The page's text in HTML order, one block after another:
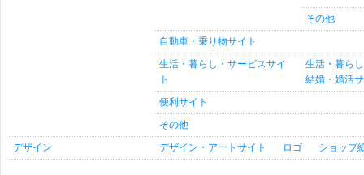
その他
自動車・乗り物サイト
生活・暮らし・サービスサイ
ト
生活・暮ら
結婚・婚活
便利サイト
その他
デザイン
デザイン・アートサイト ロゴ ショップ